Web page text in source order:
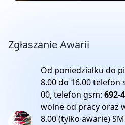
Zgłaszanie Awarii
Od poniedziałku do
8.00 do 16.00 telefon
00, telefon gsm: 692-
wolne od pracy oraz
8.00 (tylko awarie)